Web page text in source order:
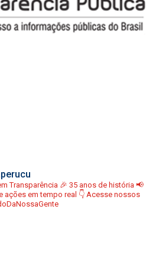
Transparência 🎉 35 anos de história 📢
ações em tempo real 👇 Acesse nossos